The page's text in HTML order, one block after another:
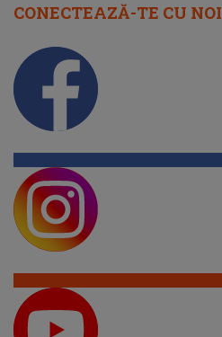
CONECTEAZĂ-TE CU NOI